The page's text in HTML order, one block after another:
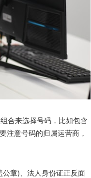
合来选择号码，比如包含
注意号码的归属运营商，
章)、法人身份证正反面